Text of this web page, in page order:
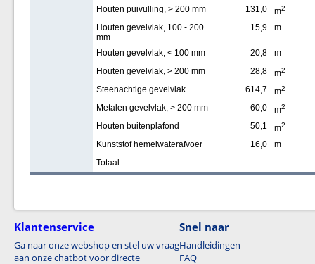
Houten puivulling, > 200 mm 131,0 m2
Houten gevelvlak, 100 - 200
mm
15,9 m
Houten gevelvlak, < 100 mm 20,8
m
Houten gevelvlak, > 200 mm
28,8 m2
Steenachtige gevelvlak 614,7 m2
Metalen gevelvlak, > 200 mm 60,0 m2
Houten buitenplafond 50,1 m2
Kunststof hemelwaterafvoer 16,0
m
Totaal
Klantenservice
Ga naar onze webshop en stel uw vraag
aan onze chatbot voor directe
Snel naar
Handleidingen
FAQ